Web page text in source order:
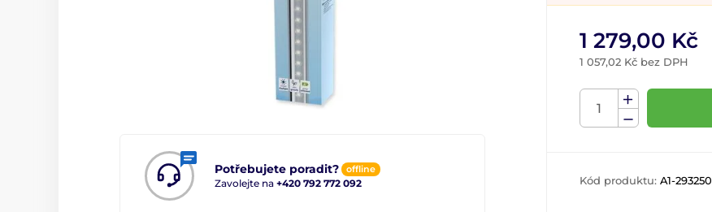
Potřebujete poradit? offline
Zavolejte na +420 792 772 092
1 279,00 Kč
1 057,02 Kč bez DPH
Kód produktu: A1-293250